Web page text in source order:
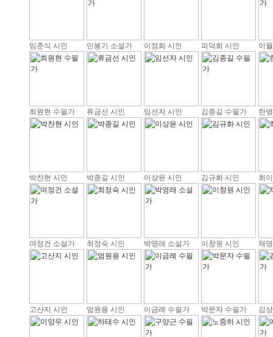
임춘식 시인 민봉기 소설가 이정화 시인 피덕희 시인 이
최원현 수필가 류금선 시인 임선자 시인 김종길 수필가 한
박찬현 시인 박종길 시인 이상윤 시인 김규화 시인 최
여정건 소설가 최정숙 시인 박영래 소설가 이창원 시인 채
고산지 시인 엄원용 시인 이금례 수필가 박문자 수필가 김